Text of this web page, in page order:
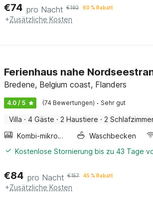
€74 pro Nacht €192 60 % Rabatt
+Zusätzliche Kosten
Ferienhaus nahe
Bredene, Belgium coast, Flanders
4.0 / 5 (74 Bewertungen) · Sehr gut
Villa · 4 Gäste · 2 Haustiere · 2
Kombi-mikrowelle
Waschbecken
Kostenlose Stornierung bis zu 43 Tage
€84 pro Nacht €157 45 % Rabatt
+Zusätzliche Kosten